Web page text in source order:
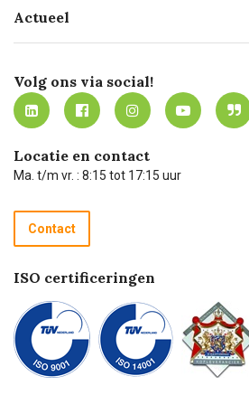
Missie
Werken bij Carel Lurvink
MVO
Bezorgen
Mijn Carel Lurvink
Mijn Carel Lurvink instructievideo's
Carel Lurvink App
Hulp op afstand
Technische dienst
Recycle programma
Betalen
Actueel
Innovation LAB
Tevreden klanten
Carel Lurvink Blog
Carel de podcast
Volg ons via social!
Locatie en contact
Ma. t/m vr. : 8:15 tot 17:15 uur
Contact
ISO certificeringen